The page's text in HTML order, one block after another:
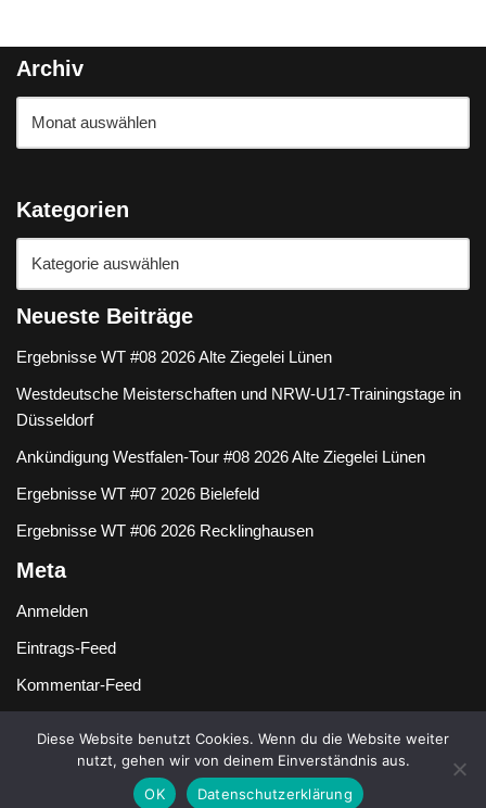
Archiv
Kategorien
Neueste Beiträge
Ergebnisse WT #08 2026 Alte Ziegelei Lünen
Westdeutsche Meisterschaften und NRW-U17-Trainingstage in
Düsseldorf
Ankündigung Westfalen-Tour #08 2026 Alte Ziegelei Lünen
Ergebnisse WT #07 2026 Bielefeld
Ergebnisse WT #06 2026 Recklinghausen
Meta
Anmelden
Eintrags-Feed
Kommentar-Feed
Diese Website benutzt Cookies. Wenn du die Website weiter
nutzt, gehen wir von deinem Einverständnis aus.
OK
Datenschutzerklärung